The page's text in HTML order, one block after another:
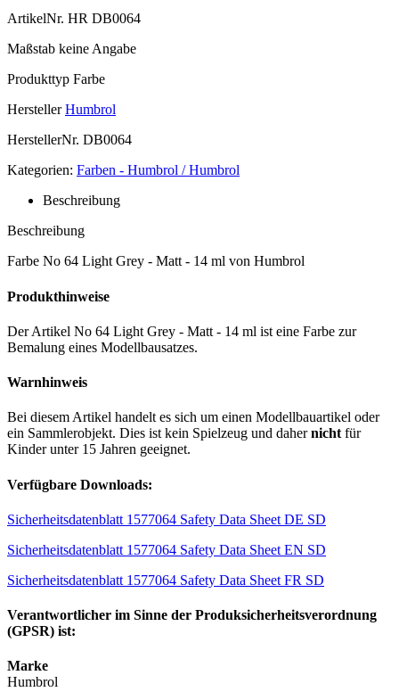
ArtikelNr. HR DB0064
Maßstab keine Angabe
Produkttyp Farbe
Hersteller Humbrol
HerstellerNr. DB0064
Kategorien: Farben - Humbrol / Humbrol
Beschreibung
Beschreibung
Farbe No 64 Light Grey - Matt - 14 ml von Humbrol
Produkthinweise
Der Artikel No 64 Light Grey - Matt - 14 ml ist eine Farbe zur
Bemalung eines Modellbausatzes.
Warnhinweis
Bei diesem Artikel handelt es sich um einen Modellbauartikel oder
ein Sammlerobjekt. Dies ist kein Spielzeug und dahernicht für
Kinder unter 15 Jahren geeignet.
Verfügbare Downloads:
Sicherheitsdatenblatt 1577064 Safety Data Sheet DE SD
Sicherheitsdatenblatt 1577064 Safety Data Sheet EN SD
Sicherheitsdatenblatt 1577064 Safety Data Sheet FR SD
Verantwortlicher im Sinne der Produksicherheitsverordnung
(GPSR) ist:
Marke
Humbrol